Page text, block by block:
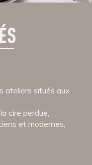
ateliers situés aux
cire perdue,
et modernes,